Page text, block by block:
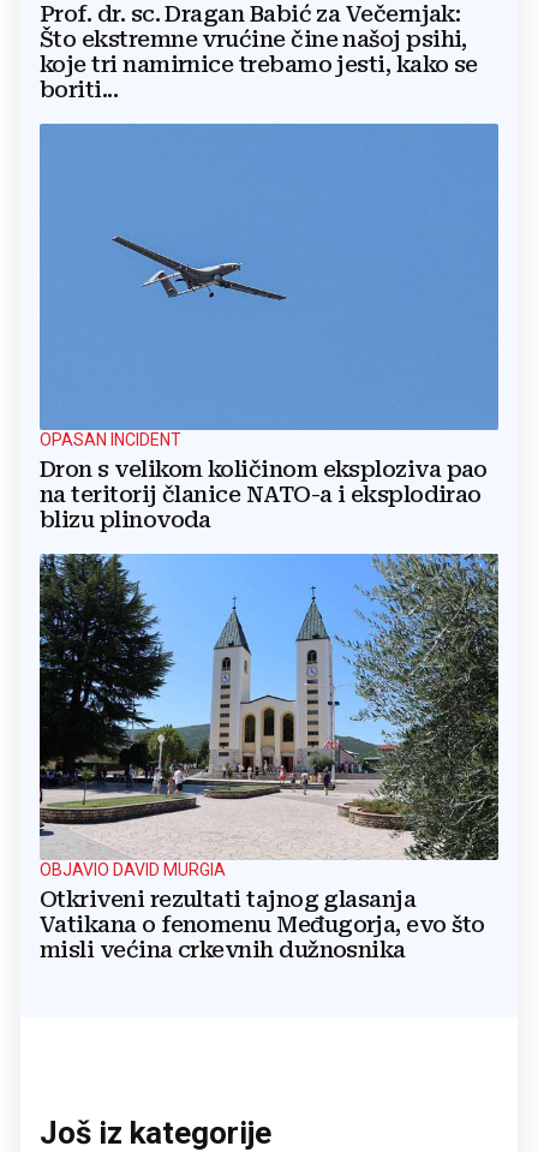
Prof. dr. sc. Dragan Babić za Večernjak:
Što ekstremne vrućine čine našoj psihi,
koje tri namirnice trebamo jesti, kako se
boriti...
OPASAN INCIDENT
Dron s velikom količinom eksploziva pao
na teritorij članice NATO-a i eksplodirao
blizu plinovoda
OBJAVIO DAVID MURGIA
Otkriveni rezultati tajnog glasanja
Vatikana o fenomenu Međugorja, evo što
misli većina crkevnih dužnosnika
Još iz kategorije